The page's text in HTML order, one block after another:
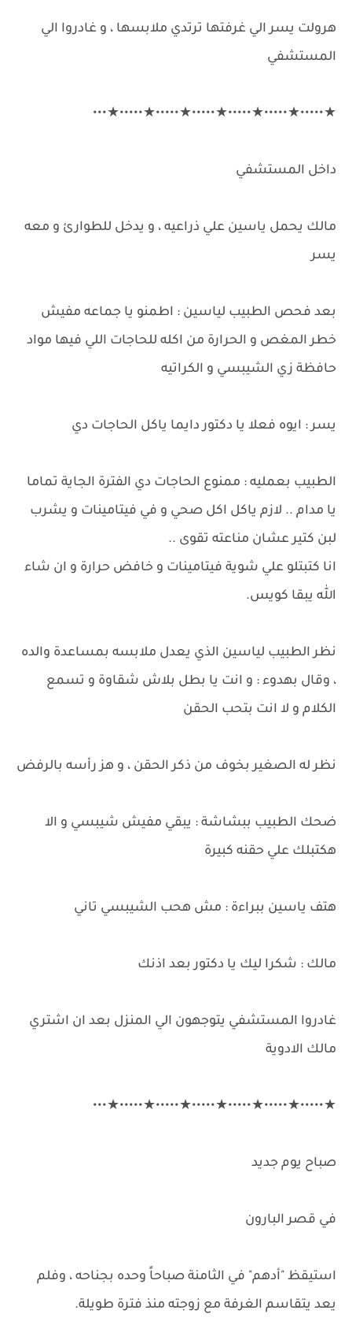
هرولت يسر الي غرفتها ترتدي ملابسها ، و غادروا الي
المستشفي
★•••••★•••••★•••••★•••••★•••••★•••••★•••
داخل المستشفي
مالك يحمل ياسين علي ذراعيه ، و يدخل للطوارئ و معه
يسر
بعد فحص الطبيب لياسين : اطمنو يا جماعه مفيش
خطر المغص و الحرارة من اكله للحاجات اللي فيها مواد
حافظة زي الشيبسي و الكراتيه
يسر : ايوه فعلا يا دكتور دايما ياكل الحاجات دي
الطبيب بعمليه : ممنوع الحاجات دي الفترة الجاية تماما
يا مدام .. لازم ياكل اكل صحي و في فيتامينات و يشرب
لبن كتير عشان مناعته تقوى ..
انا كتبتلو علي شوية فيتامينات و خافض حرارة و ان شاء
الله يبقا كويس.
نظر الطبيب لياسين الذي يعدل ملابسه بمساعدة والده
، وقال بهدوء : و انت يا بطل بلاش شقاوة و تسمع
الكلام و لا انت بتحب الحقن
نظر له الصغير بخوف من ذكر الحقن ، و هز رأسه بالرفض
ضحك الطبيب ببشاشة : يبقي مفيش شيبسي و الا
هكتبلك علي حقنه كبيرة
هتف ياسين ببراءة : مش هحب الشيبسي تاني
مالك : شكرا ليك يا دكتور بعد اذنك
غادروا المستشفي يتوجهون الي المنزل بعد ان اشتري
مالك الادوية
★•••••★•••••★•••••★•••••★•••••★•••••★•••
صباح يوم جديد
في قصر البارون
استيقظ "أدهم" في الثامنة صباحاً وحده بجناحه ، وفلم
يعد يتقاسم الغرفة مع زوجته منذ فترة طويلة.